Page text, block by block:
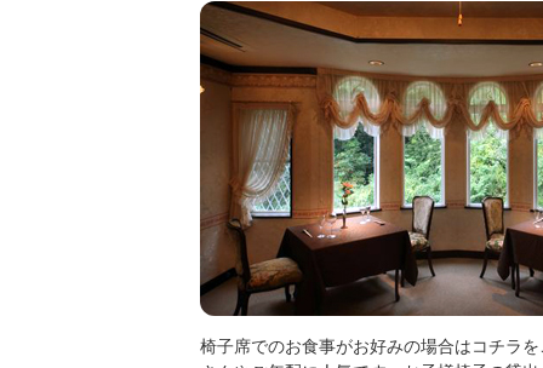
椅子席でのお食事がお好みの場合はコチラ